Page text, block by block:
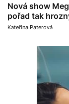
Nová show
pořad tak
Kateřina Paterová